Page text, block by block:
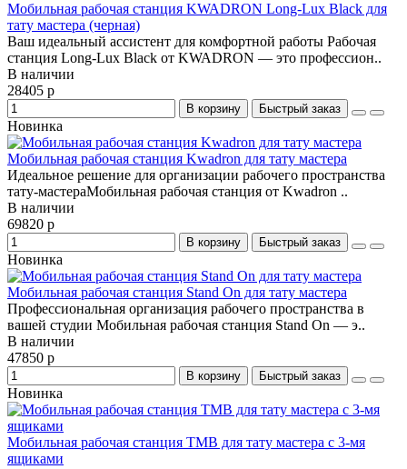
Мобильная рабочая станция KWADRON Long-Lux Black для
тату мастера (черная)
Ваш идеальный ассистент для комфортной работы Рабочая
станция Long-Lux Black от KWADRON — это профессион..
В наличии
28405 р
В корзину Быстрый заказ
Новинка
Мобильная рабочая станция Kwadron для тату мастера
Идеальное решение для организации рабочего пространства
тату-мастераМобильная рабочая станция от Kwadron ..
В наличии
69820 р
В корзину Быстрый заказ
Новинка
Мобильная рабочая станция Stand On для тату мастера
Профессиональная организация рабочего пространства в
вашей студии Мобильная рабочая станция Stand On — э..
В наличии
47850 р
В корзину Быстрый заказ
Новинка
Мобильная рабочая станция TMB для тату мастера c 3-мя
ящиками